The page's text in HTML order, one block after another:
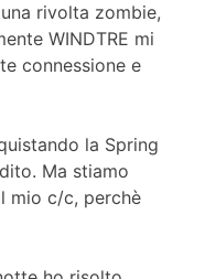
rivolta zombie,
WINDTRE mi
connessione e
la Spring
Ma stiamo
mio c/c, perchè